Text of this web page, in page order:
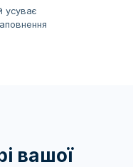
усуває
вашої